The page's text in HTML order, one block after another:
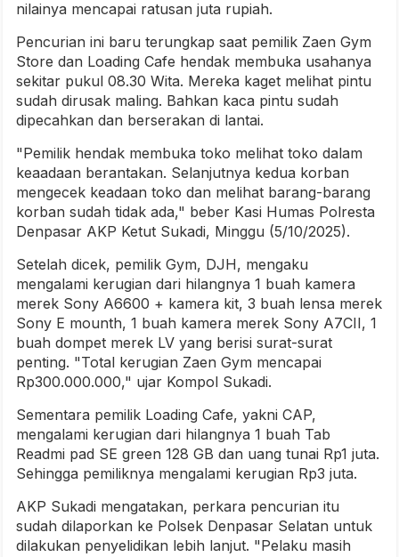
nilainya mencapai ratusan juta rupiah.
Pencurian ini baru terungkap saat pemilik Zaen Gym
Store dan Loading Cafe hendak membuka usahanya
sekitar pukul 08.30 Wita. Mereka kaget melihat pintu
sudah dirusak maling. Bahkan kaca pintu sudah
dipecahkan dan berserakan di lantai.
"Pemilik hendak membuka toko melihat toko dalam
keaadaan berantakan. Selanjutnya kedua korban
mengecek keadaan toko dan melihat barang-barang
korban sudah tidak ada," beber Kasi Humas Polresta
Denpasar AKP Ketut Sukadi, Minggu (5/10/2025).
Setelah dicek, pemilik Gym, DJH, mengaku
mengalami kerugian dari hilangnya 1 buah kamera
merek Sony A6600 + kamera kit, 3 buah lensa merek
Sony E mounth, 1 buah kamera merek Sony A7CII, 1
buah dompet merek LV yang berisi surat-surat
penting. "Total kerugian Zaen Gym mencapai
Rp300.000.000," ujar Kompol Sukadi.
Sementara pemilik Loading Cafe, yakni CAP,
mengalami kerugian dari hilangnya 1 buah Tab
Readmi pad SE green 128 GB dan uang tunai Rp1 juta.
Sehingga pemiliknya mengalami kerugian Rp3 juta.
AKP Sukadi mengatakan, perkara pencurian itu
sudah dilaporkan ke Polsek Denpasar Selatan untuk
dilakukan penyelidikan lebih lanjut. "Pelaku masih